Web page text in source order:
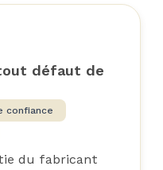
défaut de
confiance
du fabricant